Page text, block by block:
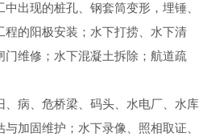
出现的桩孔、钢套筒变形，埋锤、
程的阳极安装；水下打捞、水下清
门维修；水下混凝土拆除；航道疏
、病、危桥梁、码头、水电厂、水库
加固维护；水下录像、照相取证、